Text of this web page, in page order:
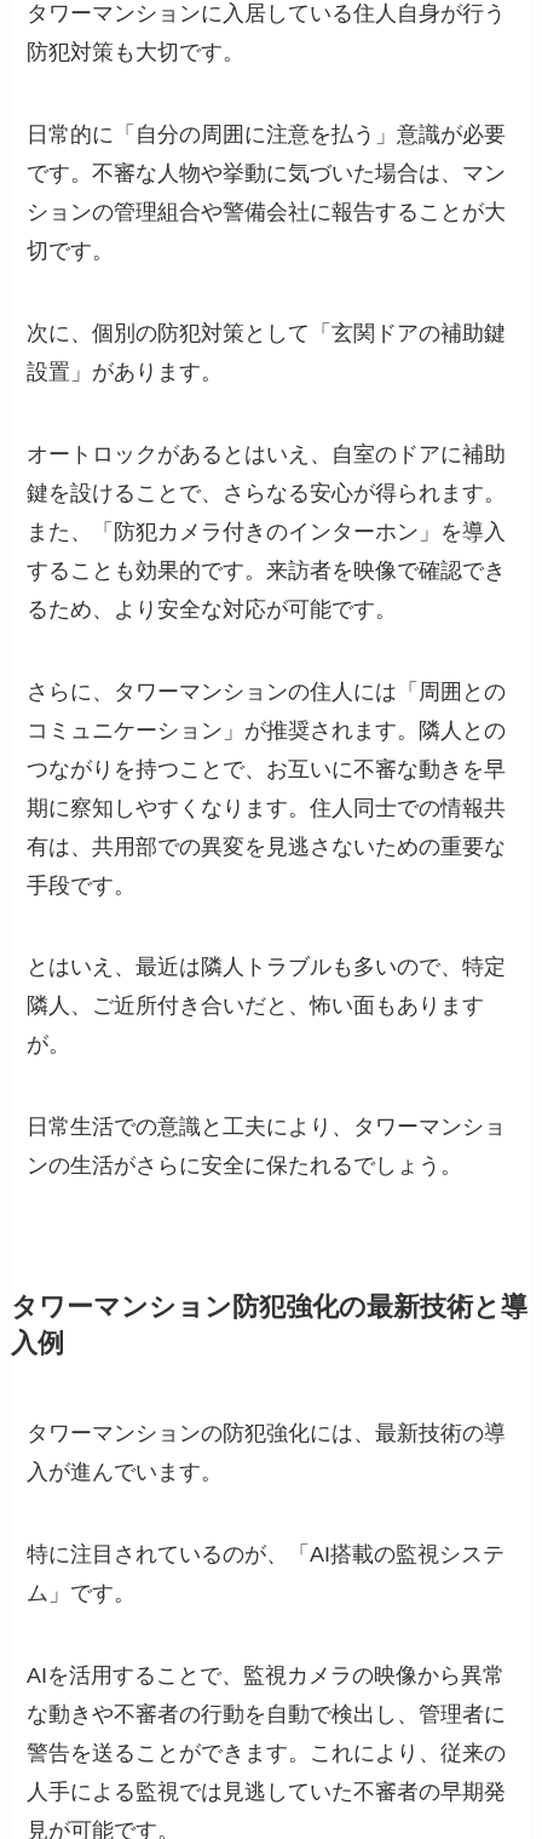
タワーマンションに入居している住人自身が行う
防犯対策も大切です。
日常的に「自分の周囲に注意を払う」意識が必要
です。不審な人物や挙動に気づいた場合は、マン
ションの管理組合や警備会社に報告することが大
切です。
次に、個別の防犯対策として「玄関ドアの補助鍵
設置」があります。
オートロックがあるとはいえ、自室のドアに補助
鍵を設けることで、さらなる安心が得られます。
また、「防犯カメラ付きのインターホン」を導入
することも効果的です。来訪者を映像で確認でき
るため、より安全な対応が可能です。
さらに、タワーマンションの住人には「周囲との
コミュニケーション」が推奨されます。隣人との
つながりを持つことで、お互いに不審な動きを早
期に察知しやすくなります。住人同士での情報共
有は、共用部での異変を見逃さないための重要な
手段です。
とはいえ、最近は隣人トラブルも多いので、特定
隣人、ご近所付き合いだと、怖い面もあります
が。
日常生活での意識と工夫により、タワーマンショ
ンの生活がさらに安全に保たれるでしょう。
タワーマンション防犯強化の最新技術と導
入例
タワーマンションの防犯強化には、最新技術の導
入が進んでいます。
特に注目されているのが、「AI搭載の監視システ
ム」です。
AIを活用することで、監視カメラの映像から異常
な動きや不審者の行動を自動で検出し、管理者に
警告を送ることができます。これにより、従来の
人手による監視では見逃していた不審者の早期発
見が可能です。